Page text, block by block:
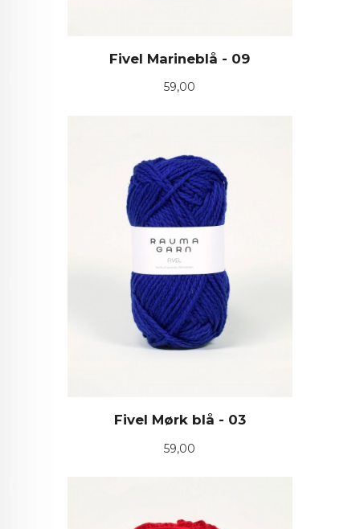
Fivel Marineblå - 09
Pris
59,00
Fivel Mørk blå - 03
Pris
59,00